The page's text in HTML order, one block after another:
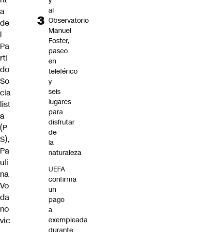
a
de
l
Pa
rti
do
So
cia
list
a
(P
S),
Pa
uli
na
Vo
da
no
vic
al
Observatorio
Manuel
Foster,
paseo
en
teleférico
y
seis
lugares
para
disfrutar
de
la
naturaleza
UEFA
confirma
un
pago
a
exempleada
durante